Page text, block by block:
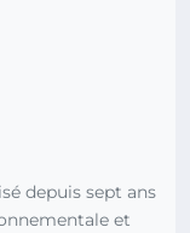
depuis sept ans
et